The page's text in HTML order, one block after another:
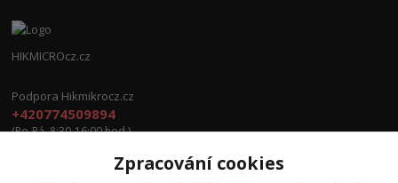
HIKMICROcz.cz
Podpora Hikmikrocz.cz
+420774509894
(Po-Pá, 8:30-16:00 hod.)
info@hikmicrocz.cz
Zpracování cookies